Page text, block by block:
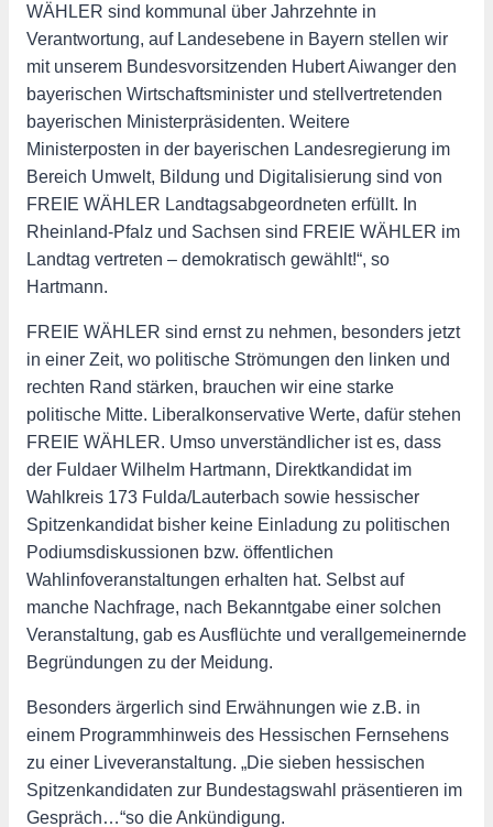
WÄHLER sind kommunal über Jahrzehnte in
Verantwortung, auf Landesebene in Bayern stellen wir
mit unserem Bundesvorsitzenden Hubert Aiwanger den
bayerischen Wirtschaftsminister und stellvertretenden
bayerischen Ministerpräsidenten. Weitere
Ministerposten in der bayerischen Landesregierung im
Bereich Umwelt, Bildung und Digitalisierung sind von
FREIE WÄHLER Landtagsabgeordneten erfüllt. In
Rheinland-Pfalz und Sachsen sind FREIE WÄHLER im
Landtag vertreten – demokratisch gewählt!“, so
Hartmann.
FREIE WÄHLER sind ernst zu nehmen, besonders jetzt
in einer Zeit, wo politische Strömungen den linken und
rechten Rand stärken, brauchen wir eine starke
politische Mitte. Liberalkonservative Werte, dafür stehen
FREIE WÄHLER. Umso unverständlicher ist es, dass
der Fuldaer Wilhelm Hartmann, Direktkandidat im
Wahlkreis 173 Fulda/Lauterbach sowie hessischer
Spitzenkandidat bisher keine Einladung zu politischen
Podiumsdiskussionen bzw. öffentlichen
Wahlinfoveranstaltungen erhalten hat. Selbst auf
manche Nachfrage, nach Bekanntgabe einer solchen
Veranstaltung, gab es Ausflüchte und verallgemeinernde
Begründungen zu der Meidung.
Besonders ärgerlich sind Erwähnungen wie z.B. in
einem Programmhinweis des Hessischen Fernsehens
zu einer Liveveranstaltung. „Die sieben hessischen
Spitzenkandidaten zur Bundestagswahl präsentieren im
Gespräch…“so die Ankündigung.